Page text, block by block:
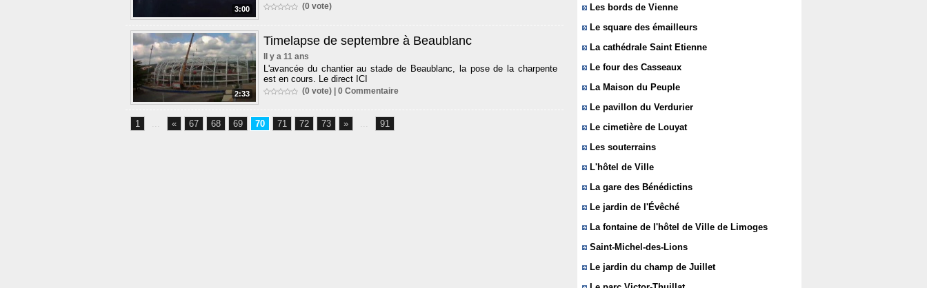
3:00 (0 vote)
2:33
Timelapse de septembre à Beaublanc
Il y a 11 ans
L'avancée du chantier au stade de Beaublanc, la pose de la charpente
est en cours. Le direct ICI
(0 vote) | 0 Commentaire
1 ... « 67 68 69 70 71 72 73 » ... 91
Les bords de Vienne
Le square des émailleurs
La cathédrale Saint Etienne
Le four des Casseaux
La Maison du Peuple
Le pavillon du Verdurier
Le cimetière de Louyat
Les souterrains
L'hôtel de Ville
La gare des Bénédictins
Le jardin de l'Évêché
La fontaine de l'hôtel de Ville de Limoges
Saint-Michel-des-Lions
Le jardin du champ de Juillet